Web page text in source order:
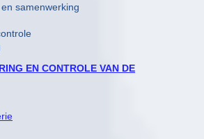
samenwerking
EN CONTROLE VAN DE